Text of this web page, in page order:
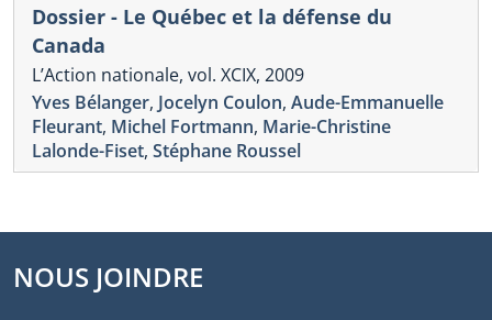
Dossier - Le Québec et la défense du
Canada
L’Action nationale, vol. XCIX, 2009
Yves Bélanger, Jocelyn Coulon, Aude-Emmanuelle
Fleurant, Michel Fortmann, Marie-Christine
Lalonde-Fiset, Stéphane Roussel
NOUS JOINDRE